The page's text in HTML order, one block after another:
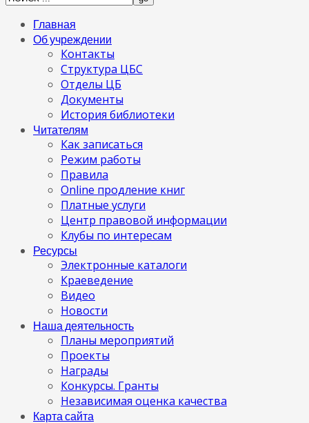
Главная
Об учреждении
Контакты
Структура ЦБС
Отделы ЦБ
Документы
История библиотеки
Читателям
Как записаться
Режим работы
Правила
Online продление книг
Платные услуги
Центр правовой информации
Клубы по интересам
Ресурсы
Электронные каталоги
Краеведение
Видео
Новости
Наша деятельность
Планы мероприятий
Проекты
Награды
Конкурсы. Гранты
Независимая оценка качества
Карта сайта